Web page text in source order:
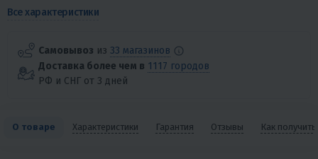
Все характеристики
Самовывоз из 33 магазинов
Доставка более чем в 1117 городов
РФ и СНГ от 3 дней
О товаре Характеристики Гарантия Отзывы Как получить